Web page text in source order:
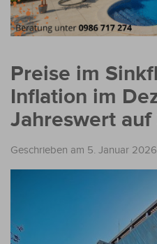
Preise im
Inflation im
Jahreswert auf
Geschrieben am 5. Januar 2026